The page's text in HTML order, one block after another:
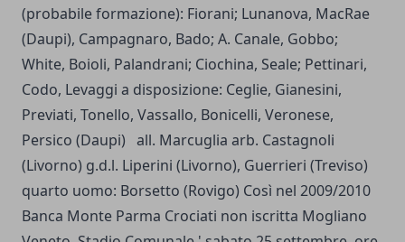
(probabile formazione): Fiorani; Lunanova, MacRae
(Daupi), Campagnaro, Bado; A. Canale, Gobbo;
White, Boioli, Palandrani; Ciochina, Seale; Pettinari,
Codo, Levaggi a disposizione: Ceglie, Gianesini,
Previati, Tonello, Vassallo, Bonicelli, Veronese,
Persico (Daupi) all. Marcuglia arb. Castagnoli
(Livorno) g.d.l. Liperini (Livorno), Guerrieri (Treviso)
quarto uomo: Borsetto (Rovigo) Così nel 2009/2010
Banca Monte Parma Crociati non iscritta Mogliano